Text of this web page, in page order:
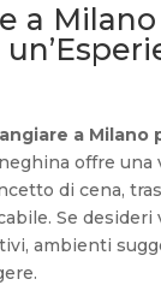
a
a Milano
offre una
di cena,
Se desideri
ambienti